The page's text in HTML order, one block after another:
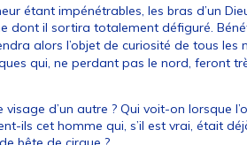
étant impénétrables, les bras d’un
dont il sortira totalement défiguré.
alors l’objet de curiosité de tous les
qui, ne perdant pas le nord, feront
d’un autre ? Qui voit-on lorsque
ils cet homme qui, s’il est vrai, était